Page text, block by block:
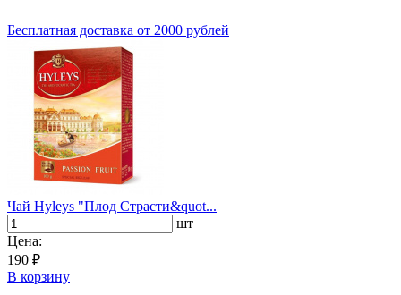
Бесплатная доставка от 2000 рублей
Чай Hyleys "Плод Страсти&quot...
шт
Цена:
190 ₽
В корзину